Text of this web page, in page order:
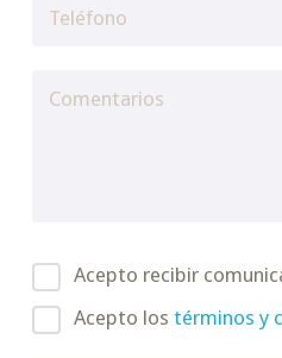
Acepto recibir
Acepto los términos y